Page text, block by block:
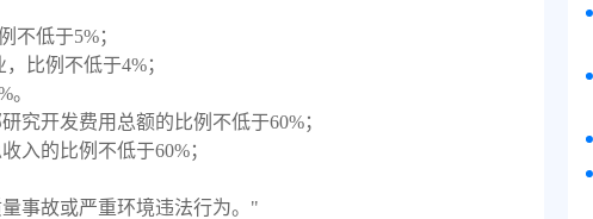
不低于5%；
比例不低于4%；
。
究开发费用总额的比例不低于60%；
入的比例不低于60%；
事故或严重环境违法行为。 "